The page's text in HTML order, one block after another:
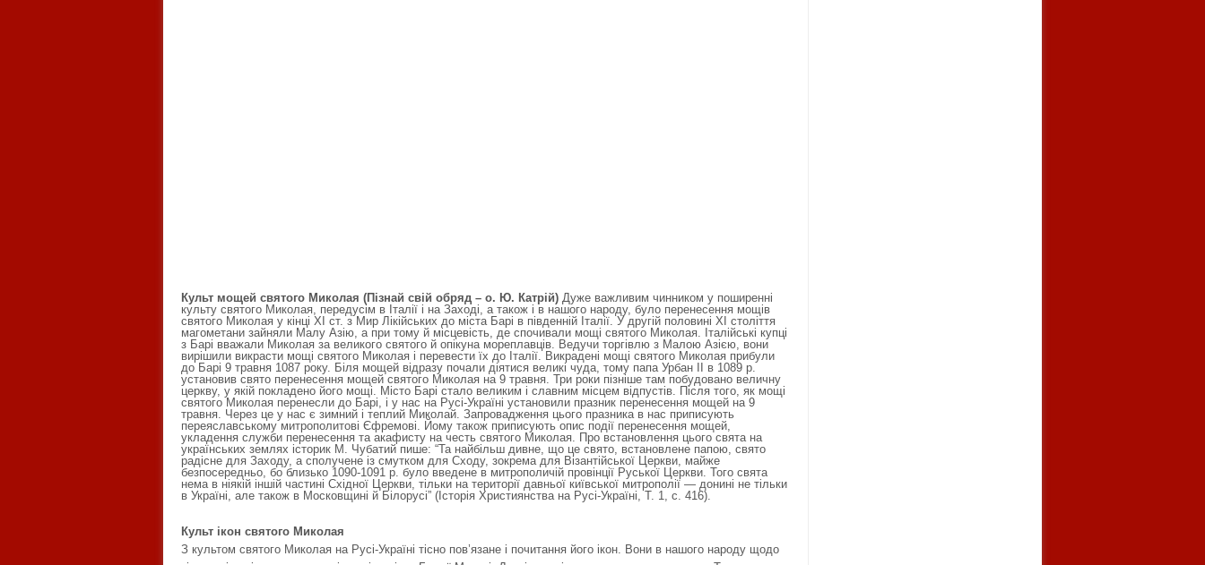
Культ мощей святого Миколая (Пізнай свій обряд – о. Ю. Катрій) Дуже важливим чинником у поширенні
культу святого Миколая, передусім в Італії і на Заході, а також і в нашого народу, було перенесення мощів
святого Миколая у кінці ХІ ст. з Мир Лікійських до міста Барі в південній Італії. У другій половині ХІ століття
магометани зайняли Малу Азію, а при тому й місцевість, де спочивали мощі святого Миколая. Італійські купці
з Барі вважали Миколая за великого святого й опікуна мореплавців. Ведучи торгівлю з Малою Азією, вони
вирішили викрасти мощі святого Миколая і перевести їх до Італії. Викрадені мощі святого Миколая прибули
до Барі 9 травня 1087 року. Біля мощей відразу почали діятися великі чуда, тому папа Урбан II в 1089 р.
установив свято перенесення мощей святого Миколая на 9 травня. Три роки пізніше там побудовано величну
церкву, у якій покладено його мощі. Місто Барі стало великим і славним місцем відпустів. Після того, як мощі
святого Миколая перенесли до Барі, і у нас на Русі-Україні установили празник перенесення мощей на 9
травня. Через це у нас є зимний і теплий Миколай. Запровадження цього празника в нас приписують
переяславському митрополитові Єфремові. Йому також приписують опис події перенесення мощей,
укладення служби перенесення та акафисту на честь святого Миколая. Про встановлення цього свята на
українських землях історик М. Чубатий пише: “Та найбільш дивне, що це свято, встановлене папою, свято
радісне для Заходу, а сполучене із смутком для Сходу, зокрема для Візантійської Церкви, майже
безпосередньо, бо близько 1090-1091 р. було введене в митрополичій провінції Руської Церкви. Того свята
нема в ніякій іншій частині Східної Церкви, тільки на території давньої київської митрополії — донині не тільки
в Україні, але також в Московщині й Білорусі” (Історія Християнства на Русі-Україні, Т. 1, с. 416).
Культ ікон святого Миколая
З культом святого Миколая на Русі-Україні тісно пов’язане і почитання його ікон. Вони в нашого народу щодо